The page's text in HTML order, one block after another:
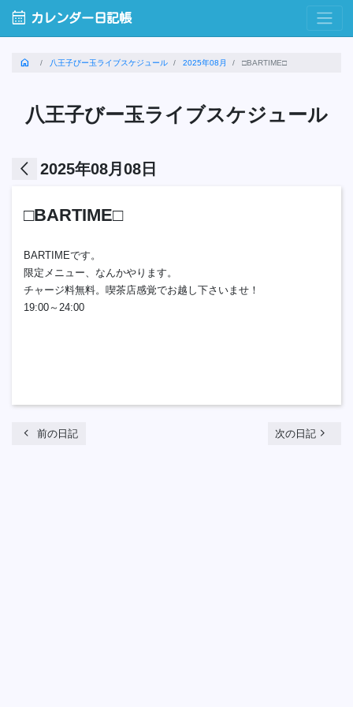
calendar_month カレンダー日記帳
home 八王子びー玉ライブスケジュール 2025年08月 □BARTIME□
八王子びー玉ライブスケジュール
arrow_back_ios 2025年08月08日
□BARTIME□
BARTIMEです。
限定メニュー、なんかやります。
チャージ料無料。喫茶店感覚でお越し下さいませ！
19:00～24:00
chevron_left 前の日記 次の日記 navigate_next